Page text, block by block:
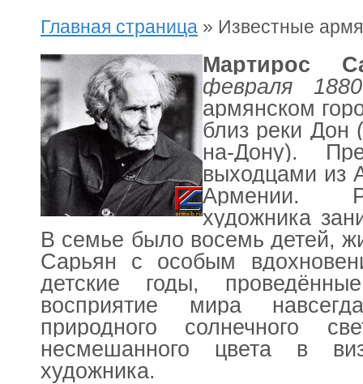
Главная страница » Известные
Мартирос
февраля
армянском
близ реки Дон
на-Дону).
выходцами из
Армении.
художника
В семье было восемь детей,
Сарьян с особым
детские годы,
восприятие мира
природного солнечного
несмешанного цвета в
художника.